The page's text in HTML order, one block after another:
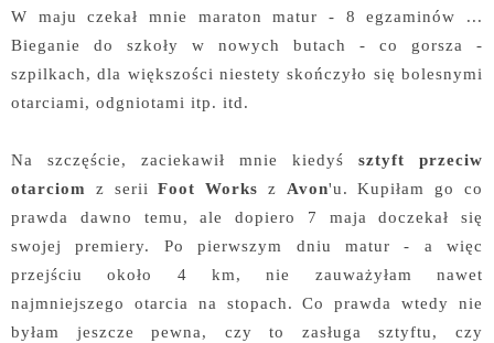
W maju czekał mnie maraton matur - 8 egzaminów ...
Bieganie do szkoły w nowych butach - co gorsza -
szpilkach, dla większości niestety skończyło się bolesnymi
otarciami, odgniotami itp. itd.
Na szczęście, zaciekawił mnie kiedyś sztyft przeciw
otarciom
z seriiFoot Works z Avon'u. Kupiłam go co
prawda dawno temu, ale dopiero 7 maja doczekał się
swojej premiery. Po pierwszym dniu matur - a więc
przejściu około 4 km, nie zauważyłam nawet
najmniejszego otarcia na stopach. Co prawda wtedy nie
byłam jeszcze pewna, czy to zasługa sztyftu, czy